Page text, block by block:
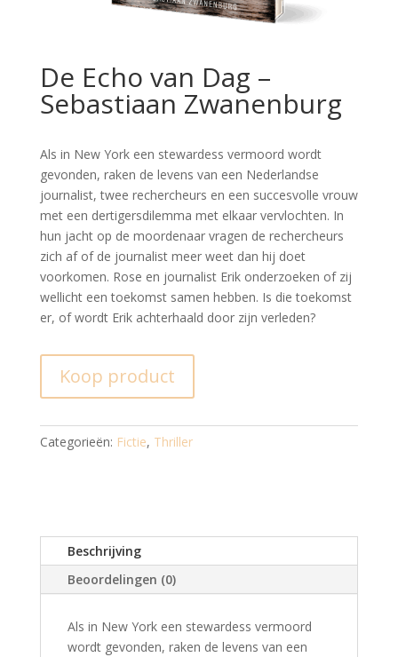
De Echo van Dag –
Sebastiaan Zwanenburg
Als in New York een stewardess vermoord wordt
gevonden, raken de levens van een Nederlandse
journalist, twee rechercheurs en een succesvolle vrouw
met een dertigersdilemma met elkaar vervlochten. In
hun jacht op de moordenaar vragen de rechercheurs
zich af of de journalist meer weet dan hij doet
voorkomen. Rose en journalist Erik onderzoeken of zij
wellicht een toekomst samen hebben. Is die toekomst
er, of wordt Erik achterhaald door zijn verleden?
Koop product
Categorieën: Fictie, Thriller
Beschrijving
Beoordelingen (0)
Als in New York een stewardess vermoord
wordt gevonden, raken de levens van een